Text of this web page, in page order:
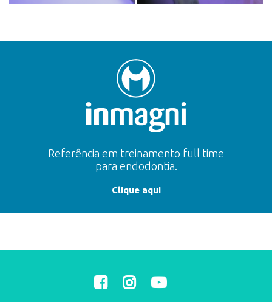
Referência em treinamento full time
para endodontia.
Clique aqui